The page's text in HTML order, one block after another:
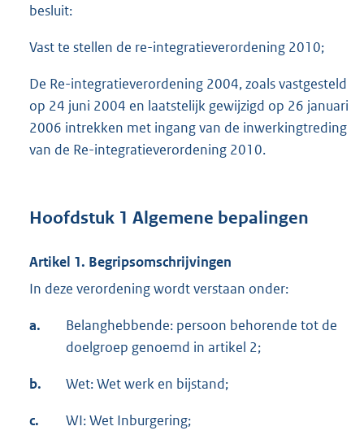
besluit:
Vast te stellen de re-integratieverordening 2010;
De Re-integratieverordening 2004, zoals vastgesteld
op 24 juni 2004 en laatstelijk gewijzigd op 26 januari
2006 intrekken met ingang van de inwerkingtreding
van de Re-integratieverordening 2010.
Hoofdstuk 1 Algemene bepalingen
Artikel 1. Begripsomschrijvingen
In deze verordening wordt verstaan onder:
a.
Belanghebbende: persoon behorende tot de
doelgroep genoemd in artikel 2;
b. Wet: Wet werk en bijstand;
c. WI: Wet Inburgering;